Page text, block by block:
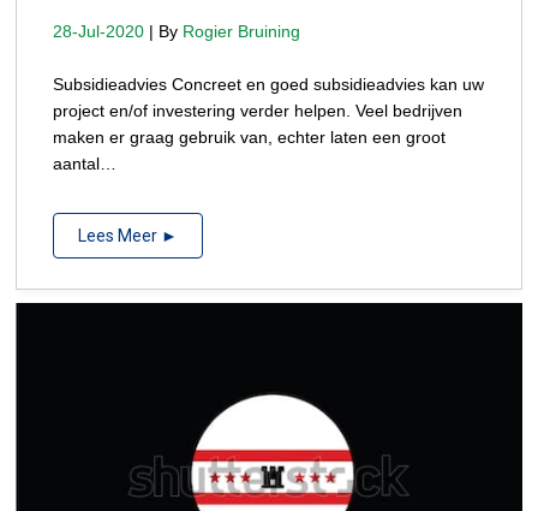
28-Jul-2020 | By Rogier Bruining
Subsidieadvies Concreet en goed subsidieadvies kan uw
project en/of investering verder helpen. Veel bedrijven
maken er graag gebruik van, echter laten een groot
aantal…
Lees Meer ►